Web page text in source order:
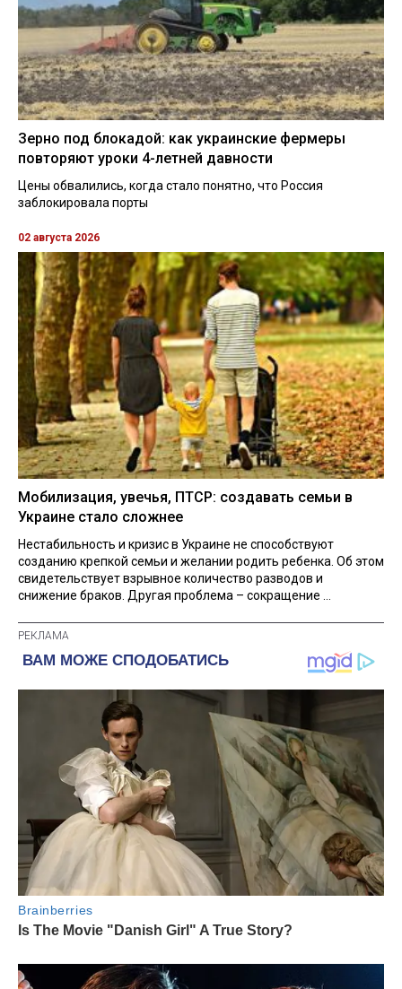
Зерно под блокадой: как украинские фермеры
повторяют уроки 4-летней давности
Цены обвалились, когда стало понятно, что Россия
заблокировала порты
02 августа 2026
Мобилизация, увечья, ПТСР: создавать семьи в
Украине стало сложнее
Нестабильность и кризис в Украине не способствуют
созданию крепкой семьи и желании родить ребенка. Об этом
свидетельствует взрывное количество разводов и
снижение браков. Другая проблема – сокращение ...